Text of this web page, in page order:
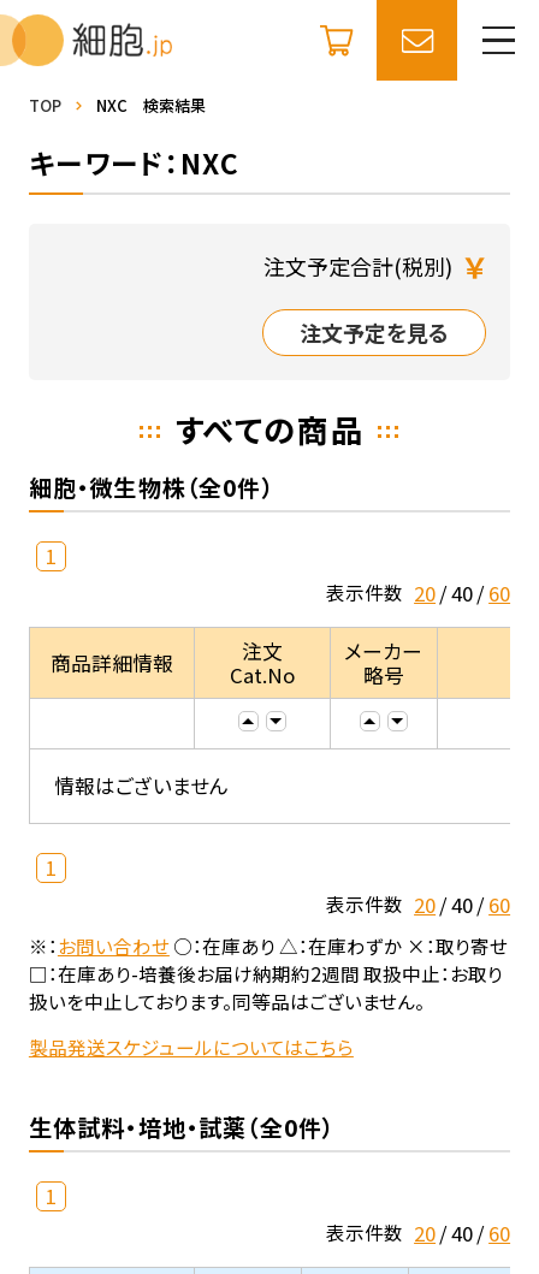
TOP NXC 検索結果
キーワード：NXC
注文予定合計(税別) ￥
注文予定を見る
すべての商品
細胞・微生物株（全0件）
1
表示件数 20 40 60
商品詳細情報
注文
Cat.No
メーカー
略号
情報はございません
1
表示件数 20 40 60
※：お問い合わせ○：在庫あり △：在庫わずか ×：取り寄せ
□：在庫あり-培養後お届け納期約2週間 取扱中止：お取り
扱いを中止しております。同等品はございません。
製品発送スケジュールについてはこちら
生体試料・培地・試薬（全0件）
1
表示件数 20 40 60